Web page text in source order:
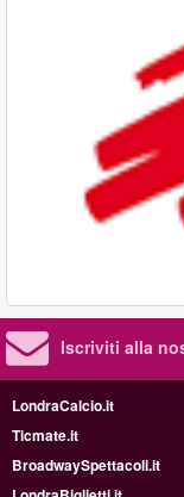
Iscriviti alla
LondraCalcio.it
Ticmate.it
BroadwaySpettacoli.it